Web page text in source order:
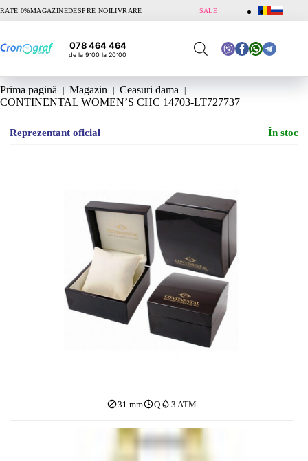
RATE 0%MAGAZINEDESPRE NOILIVRARE SALE
078 464 464
de la 9:00 la 20:00
Prima pagină Magazin
Ceasuri dama
CONTINENTAL WOMEN’S CHC 14703-LT727737
Reprezentant oficial În stoc
31 mm Q 3 ATM